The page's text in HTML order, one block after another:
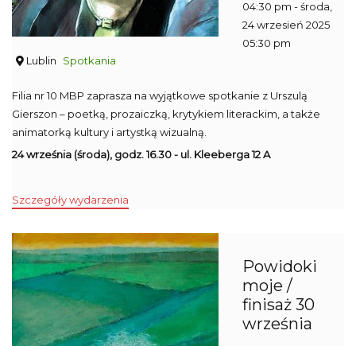
04:30 pm - środa,
24 wrzesień 2025
05:30 pm
Lublin
Spotkania
Filia nr 10 MBP zaprasza na wyjątkowe spotkanie z Urszulą
Gierszon – poetką, prozaiczką, krytykiem literackim, a także
animatorką kultury i artystką wizualną.
24 września (środa), godz. 16.30 - ul. Kleeberga 12 A
Szczegóły wydarzenia
Powidoki
moje /
finisaż 30
września